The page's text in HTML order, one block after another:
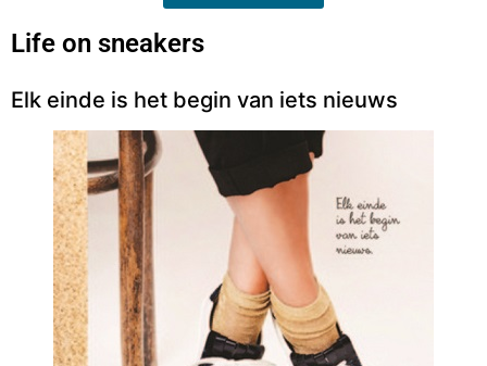
Life on sneakers
Elk einde is het begin van iets nieuws